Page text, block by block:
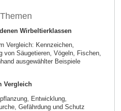
Wirbeltierklassen
Vergleich: Kennzeichen,
von Säugetieren, Vögeln, Fischen,
ausgewählter Beispiele
Vergleich
Entwicklung,
Gefährdung und Schutz